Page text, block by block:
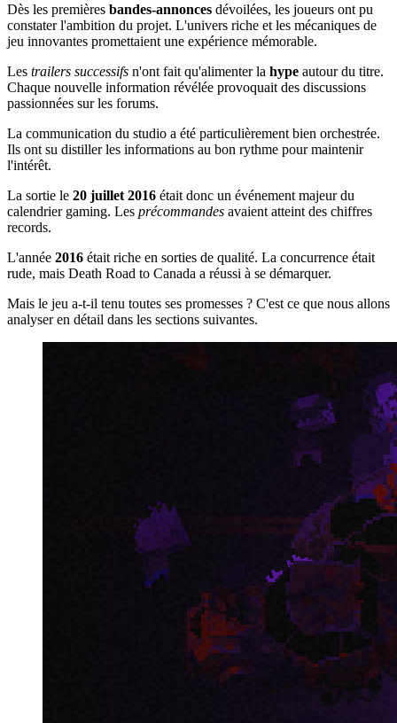
Dès les premières bandes-annonces dévoilées, les joueurs ont pu
constater l'ambition du projet. L'univers riche et les mécaniques de
jeu innovantes promettaient une expérience mémorable.
Les trailers successifs n'ont fait qu'alimenter la hype autour du titre.
Chaque nouvelle information révélée provoquait des discussions
passionnées sur les forums.
La communication du studio a été particulièrement bien orchestrée.
Ils ont su distiller les informations au bon rythme pour maintenir
l'intérêt.
La sortie le 20 juillet 2016 était donc un événement majeur du
calendrier gaming. Les précommandes avaient atteint des chiffres
records.
L'année 2016 était riche en sorties de qualité. La concurrence était
rude, mais Death Road to Canada a réussi à se démarquer.
Mais le jeu a-t-il tenu toutes ses promesses ? C'est ce que nous allons
analyser en détail dans les sections suivantes.